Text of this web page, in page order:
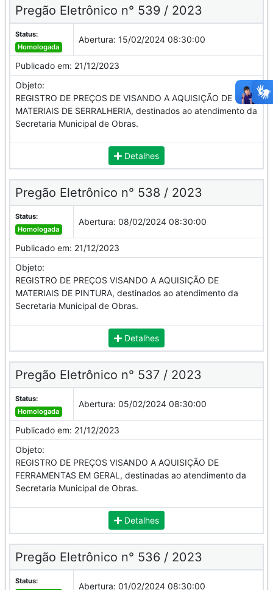
Pregão Eletrônico n° 539 / 2023
Status:
Homologada
Abertura: 15/02/2024 08:30:00
Publicado em: 21/12/2023
Objeto:
REGISTRO DE PREÇOS DE VISANDO A AQUISIÇÃO DE
MATERIAIS DE SERRALHERIA, destinados ao atendimento da
Secretaria Municipal de Obras.
Detalhes
Pregão Eletrônico n° 538 / 2023
Status:
Homologada
Abertura: 08/02/2024 08:30:00
Publicado em: 21/12/2023
Objeto:
REGISTRO DE PREÇOS VISANDO A AQUISIÇÃO DE
MATERIAIS DE PINTURA, destinados ao atendimento da
Secretaria Municipal de Obras.
Detalhes
Pregão Eletrônico n° 537 / 2023
Status:
Homologada
Abertura: 05/02/2024 08:30:00
Publicado em: 21/12/2023
Objeto:
REGISTRO DE PREÇOS VISANDO A AQUISIÇÃO DE
FERRAMENTAS EM GERAL, destinadas ao atendimento da
Secretaria Municipal de Obras.
Detalhes
Pregão Eletrônico n° 536 / 2023
Status:
Abertura: 01/02/2024 08:30:00